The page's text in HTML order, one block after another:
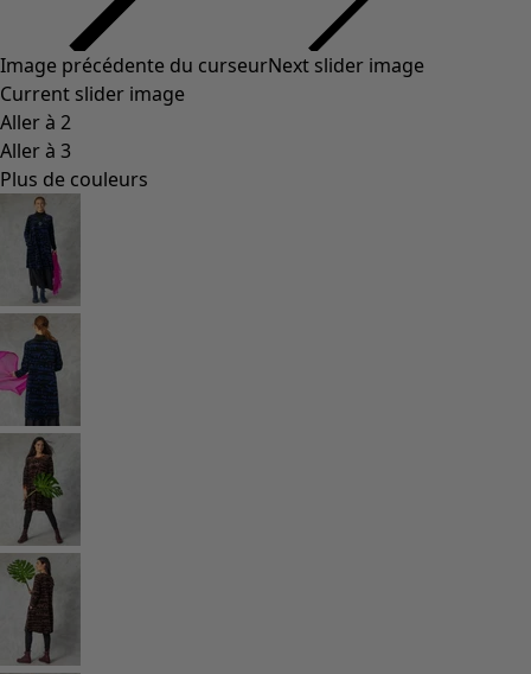
Image précédente du curseurNext slider image
Current slider image
Aller à 2
Aller à 3
Plus de couleurs